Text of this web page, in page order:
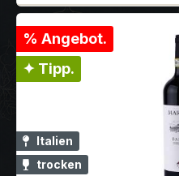
% Angebot.
✦ Tipp.
Italien
trocken